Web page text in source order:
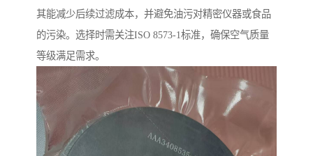
其能减少后续过滤成本，并避免油污对精密仪器或食品
的污染。选择时需关注ISO 8573-1标准，确保空气质量
等级满足需求。